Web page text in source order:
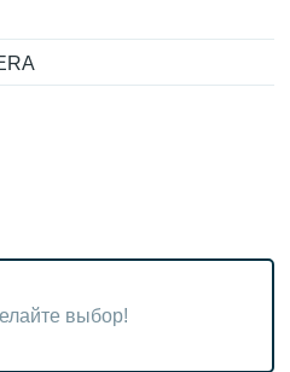
выбор!